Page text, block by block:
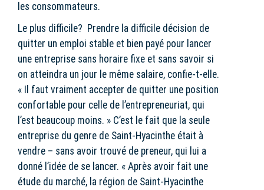
les consommateurs.
Le plus difficile? Prendre la difficile décision de
quitter un emploi stable et bien payé pour lancer
une entreprise sans horaire fixe et sans savoir si
on atteindra un jour le même salaire, confie-t-elle.
« Il faut vraiment accepter de quitter une position
confortable pour celle de l’entrepreneuriat, qui
l’est beaucoup moins. » C’est le fait que la seule
entreprise du genre de Saint-Hyacinthe était à
vendre – sans avoir trouvé de preneur, qui lui a
donné l’idée de se lancer. « Après avoir fait une
étude du marché, la région de Saint-Hyacinthe